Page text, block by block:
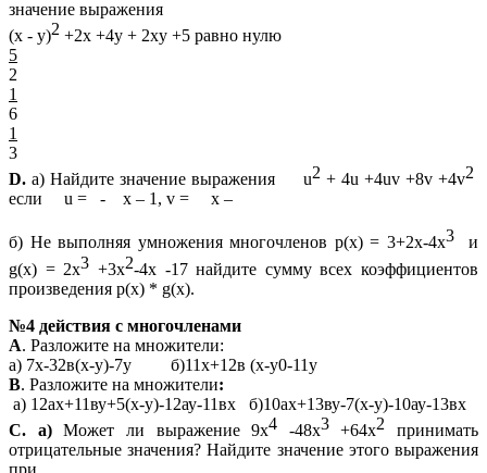
значение выражения
(х - y)2 +2x +4y + 2xy +5 равно нулю
5
2
1
6
1
3
D.а) Найдите значение выражения u2+ 4u +4uv +8v +4v2
если u = - х – 1, v = x –
б) Не выполняя умножения многочленов p(x) = 3+2x-4x3и
g(x) = 2х3 +3х2-4х -17 найдите сумму всех коэффициентов
произведения p(x) * g(x).
№4 действия с многочленами
А. Разложите на множители:
а) 7х-32в(х-у)-7у б)11х+12в (х-у0-11у
В. Разложите на множители:
а) 12ах+11ву+5(х-у)-12ау-11вх б)10ах+13ву-7(х-у)-10ау-13вх
С. а)Может ли выражение 9х4 -48х3+64х2 принимать
отрицательные значения? Найдите значение этого выражения